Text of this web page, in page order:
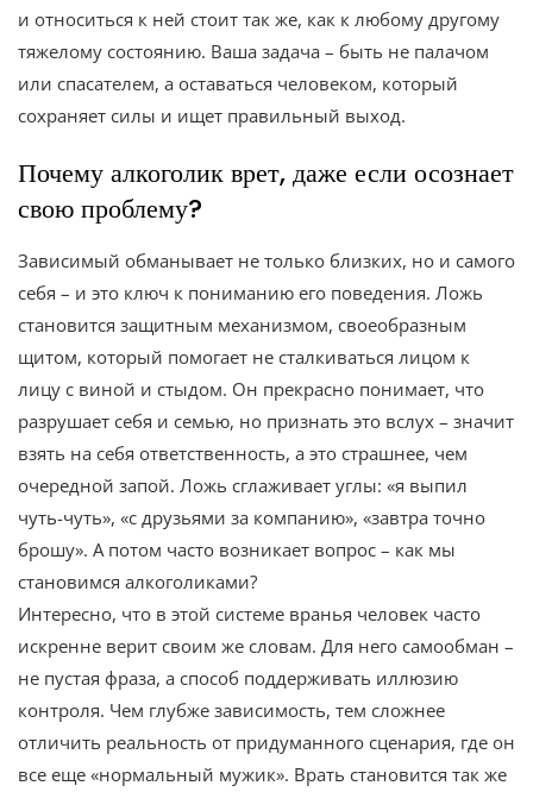
и относиться к ней стоит так же, как к любому другому
тяжелому состоянию. Ваша задача – быть не палачом
или спасателем, а оставаться человеком, который
сохраняет силы и ищет правильный выход.
Почему алкоголик врет, даже если осознает
свою проблему?
Зависимый обманывает не только близких, но и самого
себя – и это ключ к пониманию его поведения. Ложь
становится защитным механизмом, своеобразным
щитом, который помогает не сталкиваться лицом к
лицу с виной и стыдом. Он прекрасно понимает, что
разрушает себя и семью, но признать это вслух – значит
взять на себя ответственность, а это страшнее, чем
очередной запой. Ложь сглаживает углы: «я выпил
чуть-чуть», «с друзьями за компанию», «завтра точно
брошу». А потом часто возникает вопрос – как мы
становимся алкоголиками?
Интересно, что в этой системе вранья человек часто
искренне верит своим же словам. Для него самообман –
не пустая фраза, а способ поддерживать иллюзию
контроля. Чем глубже зависимость, тем сложнее
отличить реальность от придуманного сценария, где он
все еще «нормальный мужик». Врать становится так же